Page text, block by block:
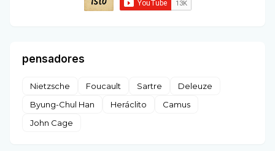
pensadores
Nietzsche Foucault Sartre
Deleuze
Byung-Chul Han
Heráclito
Camus
John Cage